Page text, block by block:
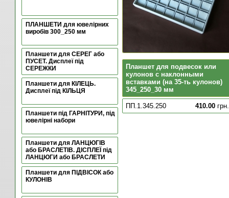
ПЛАНШЕТИ для ювелірних
виробів 300_250 мм
Планшети для СЕРЕГ або
ПУСЕТ. Дисплеї під
СЕРЕЖКИ
Планшети для КІЛЕЦЬ.
Дисплеї під КІЛЬЦЯ
Планшети під ГАРНІТУРИ, під
ювелірні набори
Планшети для ЛАНЦЮГІВ
або БРАСЛЕТІВ. ДІСПЛЕЇ під
ЛАНЦЮГИ або БРАСЛЕТИ
Планшети для ПІДВІСОК або
КУЛОНІВ
Планшет для подвесок или
кулонов с наклонными
вставками (на 35-ть кулонов)
345_250_30 мм
410.00 грн.
ПП.1.345.250